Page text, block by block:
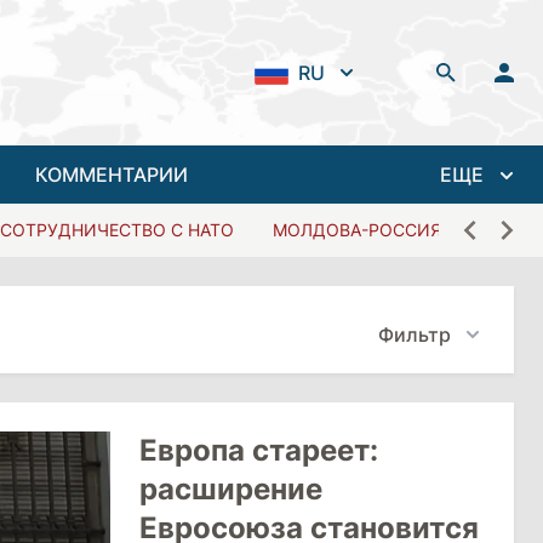
RU
КОММЕНТАРИИ ЕЩЕ
СОТРУДНИЧЕСТВО С НАТО МОЛДОВА-РОССИЯ
Фильтр
Европа стареет:
расширение
Евросоюза становится